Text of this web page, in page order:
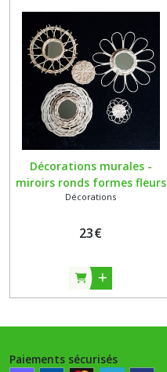
Décorations murales -
miroirs ronds formes fleurs
en rotin naturel écru - fait
Décorations
23€
Paiements sécurisés